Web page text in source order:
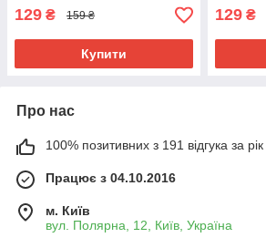
129 ₴ 159 ₴
Купити
129 ₴
Про нас
100% позитивних з 191 відгука за рік
Працює з 04.10.2016
м. Київ
вул. Полярна, 12, Київ, Україна